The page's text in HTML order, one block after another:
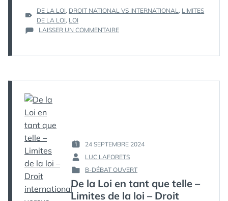
ÉTIQUETTES :
DE LA LOI, DROIT NATIONAL VS INTERNATIONAL , LIMITES
DE LA LOI, LOI
LAISSER UN COMMENTAIRESUR
LOI
LOI
–
INTERNATIONAL
VERSUS
DROIT
PUBLIÉ
LE :
24 SEPTEMBRE 2024
PAR :
LUC LAFORETS
PUBLIÉ
DANS
B-DÉBAT OUVERT
De la Loi en tant que telle –
Limites de la loi – Droit